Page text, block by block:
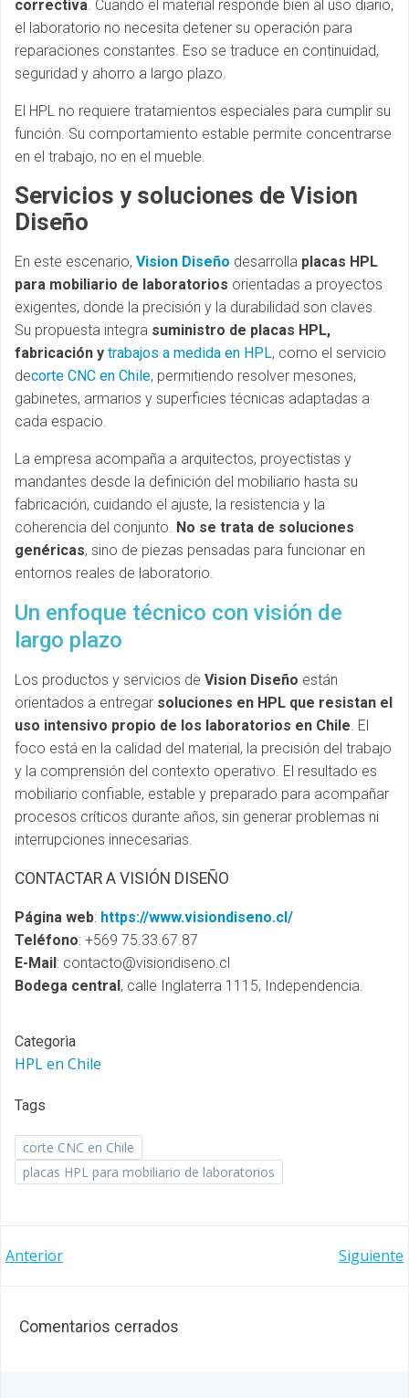
correctiva. Cuando el material responde bien al uso diario,
el laboratorio no necesita detener su operación para
reparaciones constantes. Eso se traduce en continuidad,
seguridad y ahorro a largo plazo.
El HPL no requiere tratamientos especiales para cumplir su
función. Su comportamiento estable permite concentrarse
en el trabajo, no en el mueble.
Servicios y soluciones de Vision
Diseño
En este escenario, Vision Diseño desarrolla placas HPL
para mobiliario de laboratorios orientadas a proyectos
exigentes, donde la precisión y la durabilidad son claves.
Su propuesta integra suministro de placas HPL,
fabricación y trabajos a medida en HPL, como el servicio
decorte CNC en Chile, permitiendo resolver mesones,
gabinetes, armarios y superficies técnicas adaptadas a
cada espacio.
La empresa acompaña a arquitectos, proyectistas y
mandantes desde la definición del mobiliario hasta su
fabricación, cuidando el ajuste, la resistencia y la
coherencia del conjunto. No se trata de soluciones
genéricas, sino de piezas pensadas para funcionar en
entornos reales de laboratorio.
Un enfoque técnico con visión de
largo plazo
Los productos y servicios de Vision Diseño están
orientados a entregar soluciones en HPL que resistan el
uso intensivo propio de los laboratorios en Chile. El
foco está en la calidad del material, la precisión del trabajo
y la comprensión del contexto operativo. El resultado es
mobiliario confiable, estable y preparado para acompañar
procesos críticos durante años, sin generar problemas ni
interrupciones innecesarias.
CONTACTAR A VISIÓN DISEÑO
Página web: https://www.visiondiseno.cl/
Teléfono: +569 75.33.67.87
E-Mail: contacto@visiondiseno.cl
Bodega central, calle Inglaterra 1115, Independencia.
Categorìa
HPL en Chile
Tags
corte CNC en Chile
placas HPL para mobiliario de laboratorios
Navegación
Anterior Siguiente
Comentarios cerrados